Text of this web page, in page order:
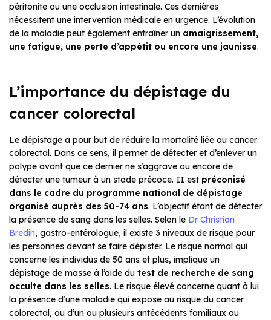
péritonite ou une occlusion intestinale. Ces dernières
nécessitent une intervention médicale en urgence. L’évolution
de la maladie peut également entraîner un amaigrissement,
une fatigue, une perte d’appétit ou encore une jaunisse.
L’importance du dépistage du
cancer colorectal
Le dépistage a pour but de réduire la mortalité liée au cancer
colorectal. Dans ce sens, il permet de détecter et d’enlever un
polype avant que ce dernier ne s’aggrave ou encore de
détecter une tumeur à un stade précoce. II est préconisé
dans le cadre du programme national de dépistage
organisé auprès des 50-74 ans. L’objectif étant de détecter
la présence de sang dans les selles. Selon le Dr Christian
Bredin, gastro-entérologue, il existe 3 niveaux de risque pour
les personnes devant se faire dépister. Le risque normal qui
concerne les individus de 50 ans et plus, implique un
dépistage de masse à l’aide du test de recherche de sang
occulte dans les selles. Le risque élevé concerne quant à lui
la présence d’une maladie qui expose au risque du cancer
colorectal, ou d’un ou plusieurs antécédents familiaux au